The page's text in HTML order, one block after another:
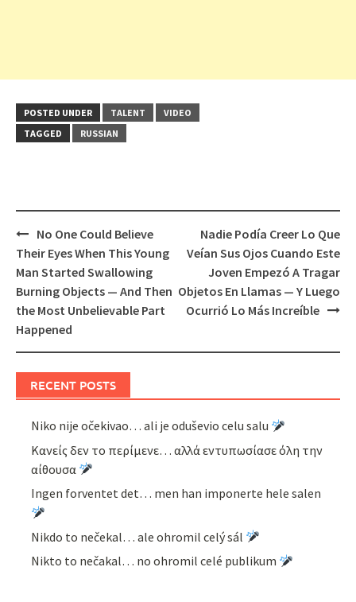
POSTED UNDER TALENT
VIDEO
TAGGED
RUSSIAN
Post
navigation
No One Could Believe
Their Eyes When This Young
Man Started Swallowing
Burning Objects — And Then
the Most Unbelievable Part
Happened
Nadie Podía Creer Lo Que
Veían Sus Ojos Cuando Este
Joven Empezó A Tragar
Objetos En Llamas — Y Luego
Ocurrió Lo Más Increíble
RECENT POSTS
Niko nije očekivao… ali je oduševio celu salu
Κανείς δεν το περίμενε… αλλά εντυπωσίασε όλη την
αίθουσα
Ingen forventet det… men han imponerte hele salen
Nikdo to nečekal… ale ohromil celý sál
Nikto to nečakal… no ohromil celé publikum